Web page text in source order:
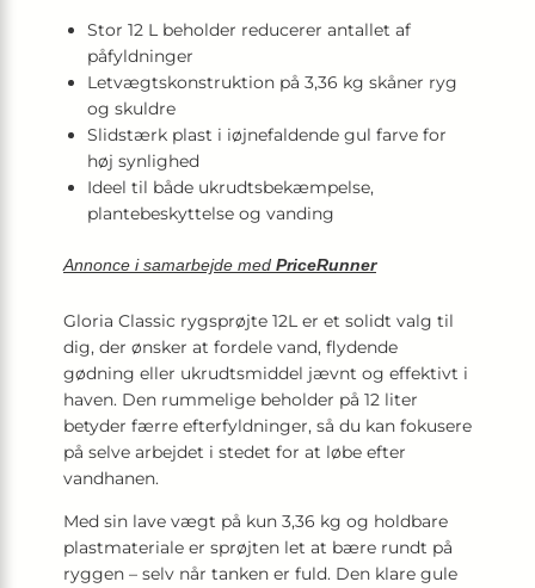
Stor 12 L beholder reducerer antallet af
påfyldninger
Letvægtskonstruktion på 3,36 kg skåner ryg
og skuldre
Slidstærk plast i iøjnefaldende gul farve for
høj synlighed
Ideel til både ukrudtsbekæmpelse,
plantebeskyttelse og vanding
Annonce i samarbejde med PriceRunner
Gloria Classic rygsprøjte 12L er et solidt valg til
dig, der ønsker at fordele vand, flydende
gødning eller ukrudtsmiddel jævnt og effektivt i
haven. Den rummelige beholder på 12 liter
betyder færre efterfyldninger, så du kan fokusere
på selve arbejdet i stedet for at løbe efter
vandhanen.
Med sin lave vægt på kun 3,36 kg og holdbare
plastmateriale er sprøjten let at bære rundt på
ryggen – selv når tanken er fuld. Den klare gule